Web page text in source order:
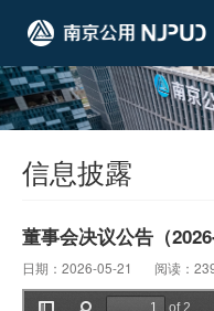
信息披露
董事会决议公告（2026-
日期：2026-05-21 阅读：